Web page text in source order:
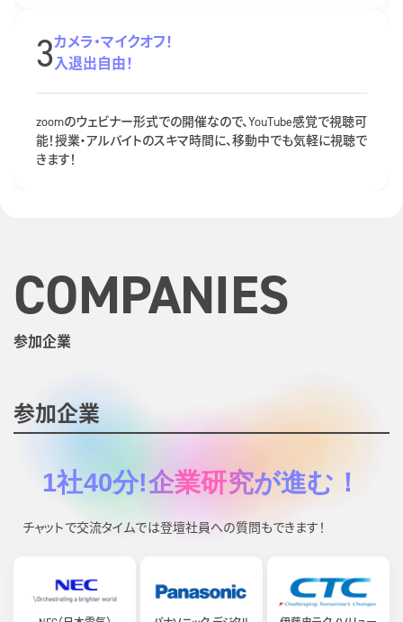
3カメラ・マイクオフ！
入退出自由！
zoomのウェビナー形式での開催なので、YouTube感覚で視聴可
能！授業・アルバイトのスキマ時間に、移動中でも気軽に視聴で
きます！
COMPANIES
参加企業
参加企業
1社40分!企業研究が進む！
チャットで交流タイムでは登壇社員への質問もできます！